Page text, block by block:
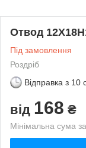
Отвод
Під замовлення
Роздріб
Відправка з 10
від 168 ₴
Мінімальна сума